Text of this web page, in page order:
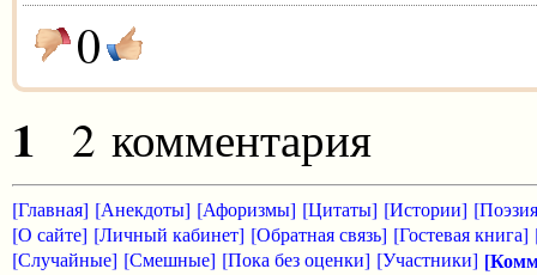
0
1 2 комментария
[Главная] [Анекдоты] [Афоризмы] [Цитаты] [Истории]
[О сайте] [Личный кабинет] [Обратная связь] [Гостевая книга]
[Случайные] [Смешные] [Пока без оценки] [Участники]